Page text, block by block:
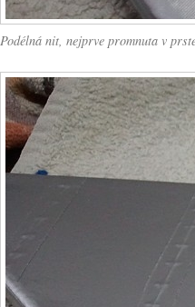
Podélná nit, nejprve promnuta v